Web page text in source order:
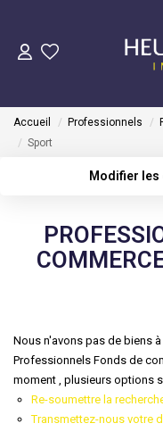
Accueil Professionnels
Sport
Modifier
Sélectionnez...
Type de bien
Créer une alerte
Nous n'avons pas de biens
Professionnels Fonds de
moment , plusieurs options
Re-soumettre la
Transmettez-nous votre